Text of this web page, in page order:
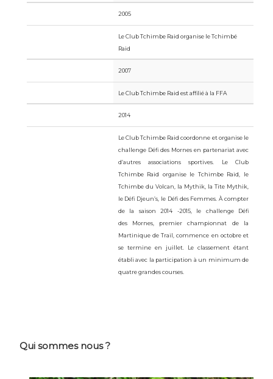
2005
Le Club Tchimbe Raid organise le Tchimbé
Raid
2007
Le Club Tchimbe Raid est affilié à la FFA
2014
Le Club Tchimbe Raid coordonne et organise le
challenge Défi des Mornes en partenariat avec
d’autres associationssportives. Le Club
Tchimbe Raid organise le Tchimbe Raid, le
Tchimbe du Volcan,
la Mythik, la Tite Mythik,
le Défi Djeun’s, le Défi des Femmes. À compter
de la saison 2014 -2015, le challenge Défi
des Mornes, premierchampionnat de la
Martinique de Trail,commence en octobre et
se termine en juillet. Le classement étant
établi avec la participation à un minimum de
quatre grandes courses.
Qui sommes nous ?